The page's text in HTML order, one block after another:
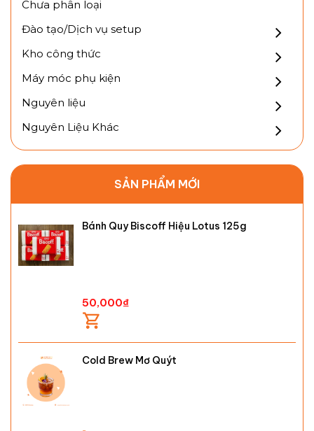
Chưa phân loại
Đào tạo/Dịch vụ setup
Kho công thức
Máy móc phụ kiện
Nguyên liệu
Nguyên Liệu Khác
SẢN PHẨM MỚI
Bánh Quy Biscoff Hiệu Lotus 125g
50,000₫
Cold Brew Mơ Quýt